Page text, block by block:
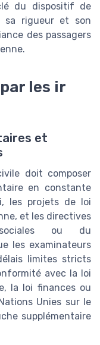
du dispositif de
sa rigueur et son
des passagers
les ir
et
doit composer
en constante
les projets de loi
et les directives
ou du
les examinateurs
limites stricts
avec la loi
la loi finances ou
Unies sur le
supplémentaire